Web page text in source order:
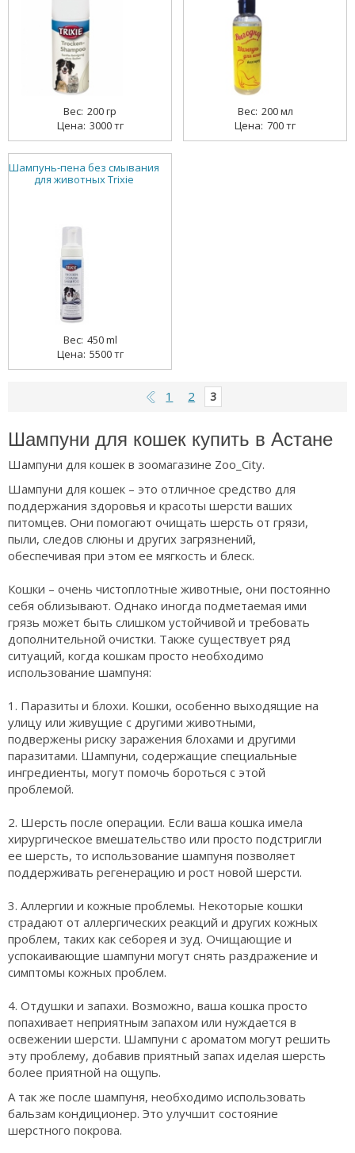
200 гр
3000 тг
200 мл
700 тг
Шампунь-пена без смывания
для животных Trixie
450 ml
5500 тг
1 2 3
Шампуни для кошек купить в Астане
Шампуни для кошек в зоомагазине Zoo_City.
Шампуни для кошек – это отличное средство для
поддержания здоровья и красоты шерсти ваших
питомцев. Они помогают очищать шерсть от грязи,
пыли, следов слюны и других загрязнений,
обеспечивая при этом ее мягкость и блеск.
Кошки – очень чистоплотные животные, они постоянно
себя облизывают. Однако иногда подметаемая ими
грязь может быть слишком устойчивой и требовать
дополнительной очистки. Также существует ряд
ситуаций, когда кошкам просто необходимо
использование шампуня:
1. Паразиты и блохи. Кошки, особенно выходящие на
улицу или живущие с другими животными,
подвержены риску заражения блохами и другими
паразитами. Шампуни, содержащие специальные
ингредиенты, могут помочь бороться с этой
проблемой.
2. Шерсть после операции. Если ваша кошка имела
хирургическое вмешательство или просто подстригли
ее шерсть, то использование шампуня позволяет
поддерживать регенерацию и рост новой шерсти.
3. Аллергии и кожные проблемы. Некоторые кошки
страдают от аллергических реакций и других кожных
проблем, таких как себорея и зуд. Очищающие и
успокаивающие шампуни могут снять раздражение и
симптомы кожных проблем.
4. Отдушки и запахи. Возможно, ваша кошка просто
попахивает неприятным запахом или нуждается в
освежении шерсти. Шампуни с ароматом могут решить
эту проблему, добавив приятный запах иделая шерсть
более приятной на ощупь.
А так же после шампуня, необходимо использовать
бальзам кондиционер. Это улучшит состояние
шерстного покрова.